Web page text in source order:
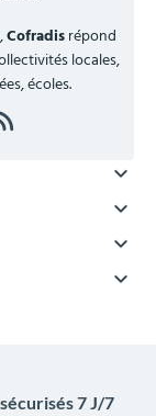
Cofradisrépond
locales,
écoles.




7 J/7